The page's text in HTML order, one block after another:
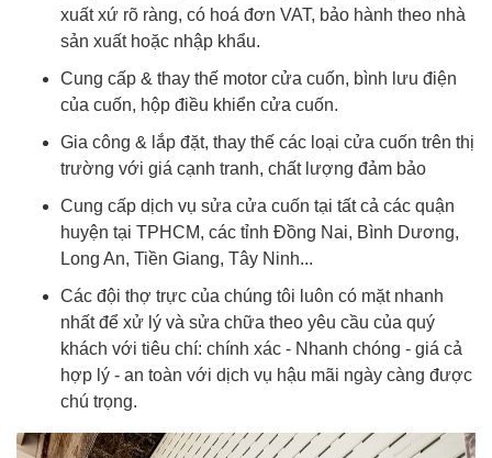
xuất xứ rõ ràng, có hoá đơn VAT, bảo hành theo nhà
sản xuất hoặc nhập khẩu.
Cung cấp & thay thế motor cửa cuốn, bình lưu điện
của cuốn, hộp điều khiển cửa cuốn.
Gia công & lắp đặt, thay thế các loại cửa cuốn trên thị
trường với giá cạnh tranh, chất lượng đảm bảo
Cung cấp dịch vụ sửa cửa cuốn tại tất cả các quận
huyện tại TPHCM, các tỉnh Đồng Nai, Bình Dương,
Long An, Tiền Giang, Tây Ninh...
Các đội thợ trực của chúng tôi luôn có mặt nhanh
nhất để xử lý và sửa chữa theo yêu cầu của quý
khách với tiêu chí: chính xác - Nhanh chóng - giá cả
hợp lý - an toàn với dịch vụ hậu mãi ngày càng được
chú trọng.